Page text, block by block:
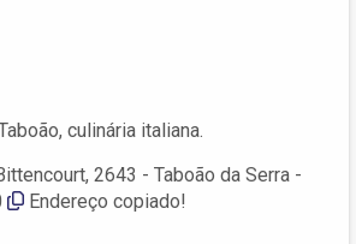
culinária italiana.
2643 - Taboão da Serra -
Endereço copiado!